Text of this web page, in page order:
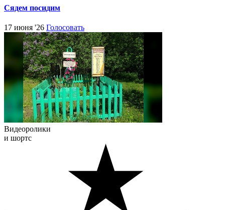
Сядем посидим
17 июня '26 Голосовать
Видеоролики
и шортс